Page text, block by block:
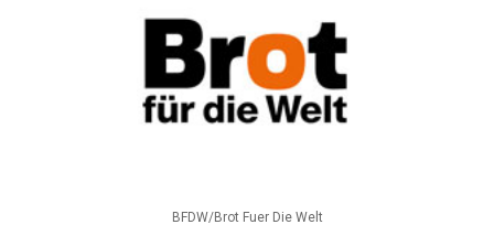
BFDW/Brot Fuer Die Welt